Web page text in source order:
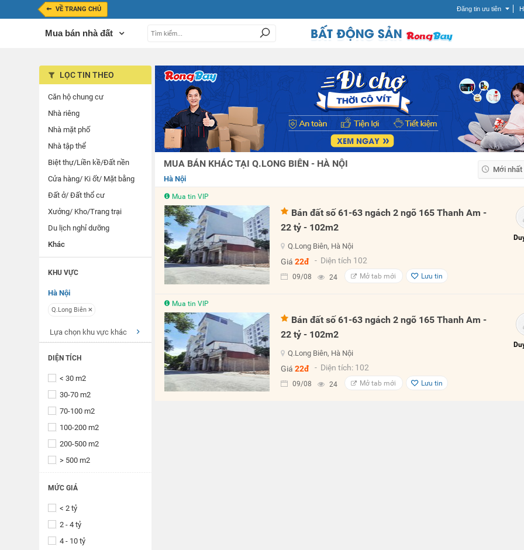
VỀ TRANG CHỦ Đăng tin ưu tiên
Mua bán nhà đất
LỌC TIN THEO
Căn hộ chung cư
Nhà riêng
Nhà mặt phố
Nhà tập thể
Biệt thự/Liền kề/Đất nền
Cửa hàng/ Ki ốt/ Mặt bằng
Đất ở/ Đất thổ cư
Xưởng/ Kho/Trang trại
Du lịch nghỉ dưỡng
Khác
KHU VỰC
Hà Nội
Q.Long Biên
Lựa chọn khu vực khác
DIỆN TÍCH
< 30 m2
30-70 m2
70-100 m2
100-200 m2
200-500 m2
> 500 m2
MỨC GIÁ
< 2 tỷ
2 - 4 tỷ
4 - 10 tỷ
MUA BÁN KHÁC TẠI Q.LONG BIÊN - HÀ NỘI
Hà Nội
Mới nhất
Giá tăng
Giá
Mua tin VIP
Bán đất số 61-63 ngách 2 ngõ 165 Thanh Am -
22 tỷ - 102m2
Q.Long Biên, Hà Nội
Giá 22đ - Diện tích 102
09/08 24 Mở tab mới Lưu tin
Mua tin VIP
Bán đất số 61-63 ngách 2 ngõ 165 Thanh Am -
22 tỷ - 102m2
Q.Long Biên, Hà Nội
Giá 22đ - Diện tích: 102
09/08 24 Mở tab mới Lưu tin